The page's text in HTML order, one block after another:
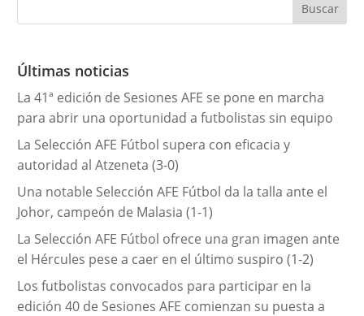
g
r
a
s
Últimas noticias
La 41ª edición de Sesiones AFE se pone en marcha
para abrir una oportunidad a futbolistas sin equipo
La Selección AFE Fútbol supera con eficacia y
autoridad al Atzeneta (3-0)
Una notable Selección AFE Fútbol da la talla ante el
Johor, campeón de Malasia (1-1)
La Selección AFE Fútbol ofrece una gran imagen ante
el Hércules pese a caer en el último suspiro (1-2)
Los futbolistas convocados para participar en la
edición 40 de Sesiones AFE comienzan su puesta a